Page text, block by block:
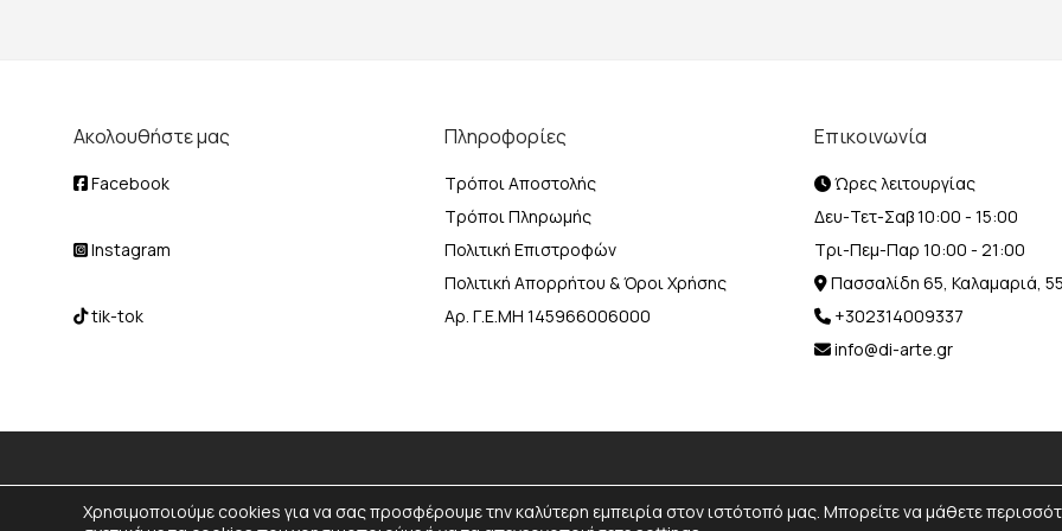
Ακολουθήστε μας
Facebook
Instagram
tik-tok
Πληροφορίες
Τρόποι Αποστολής
Τρόποι Πληρωμής
Πολιτική Επιστροφών
Πολιτική Απορρήτου & Όροι Χρήσης
Αρ. Γ.Ε.ΜΗ 145966006000
Επικοινωνία
Ώρες λειτουργίας
Δευ-Τετ-Σαβ 10:00 - 15:00
Τρι-Πεμ-Παρ 10:00 - 21:00
Πασσαλίδη 65, Καλαμαριά,
+302314009337
info@di-arte.gr
© 2026 Designed and Developed byMediaBox.All rights reserved.
Χρησιμοποιούμε cookies για να σας προσφέρουμε την καλύτερη εμπειρία στον ιστότοπό μας. Μπορείτε να μάθετε